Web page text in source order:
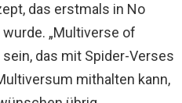
das erstmals in No
„Multiverse of
das mit Spider-Verses
mithalten kann,